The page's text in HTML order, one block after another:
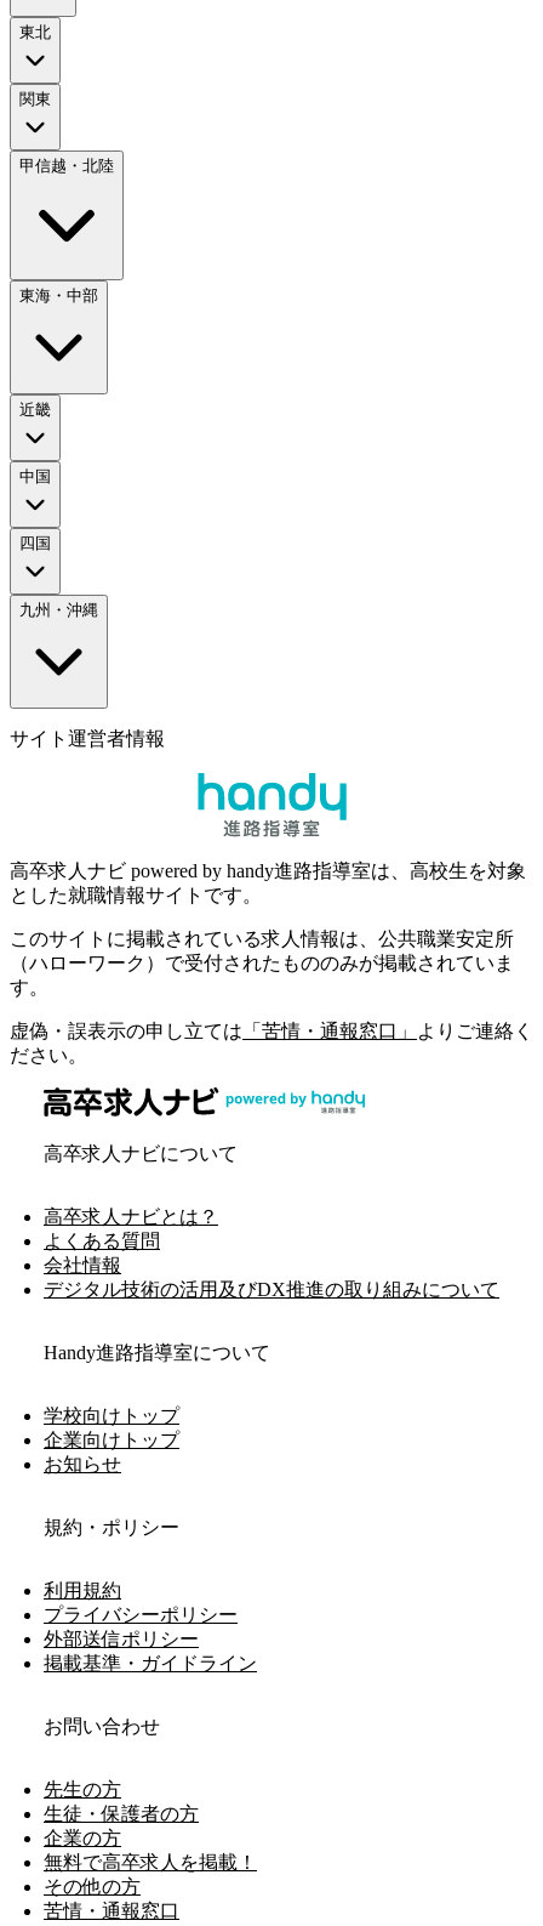
東北
関東
甲信越・北陸
東海・中部
近畿
中国
四国
九州・沖縄
サイト運営者情報
高卒求人ナビ powered by handy進路指導室は、高校生を対象
とした就職情報サイトです。
このサイトに掲載されている求人情報は、公共職業安定所
（ハローワーク）で受付されたもののみが掲載されていま
す。
虚偽・誤表示の申し立ては 「苦情・通報窓口」
よりご連絡く
ださい。
高卒求人ナビについて
高卒求人ナビとは？
よくある質問
会社情報
デジタル技術の活用及びDX推進の取り組みについて
Handy進路指導室について
学校向けトップ
企業向けトップ
お知らせ
規約・ポリシー
利用規約
プライバシーポリシー
外部送信ポリシー
掲載基準・ガイドライン
お問い合わせ
先生の方
生徒・保護者の方
企業の方
無料で高卒求人を掲載！
その他の方
苦情・通報窓口